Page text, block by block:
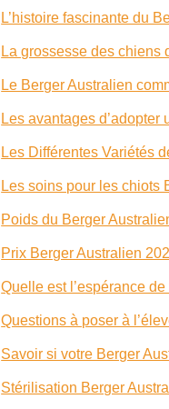
L’histoire fascinante du
La grossesse des chiens
Le Berger Australien
Les avantages
Les Différentes Variétés
Les soins pour les chiots
Poids du Berger
Prix Berger Australien
Quelle est l’espérance
Questions à poser à
Savoir si votre Berger
Stérilisation Berger